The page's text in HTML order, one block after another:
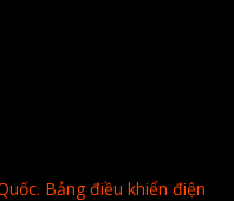
Bảng điều khiển điện